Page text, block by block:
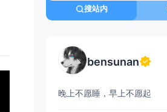
搜站内
bensunan
晚上不愿睡，早上不愿起